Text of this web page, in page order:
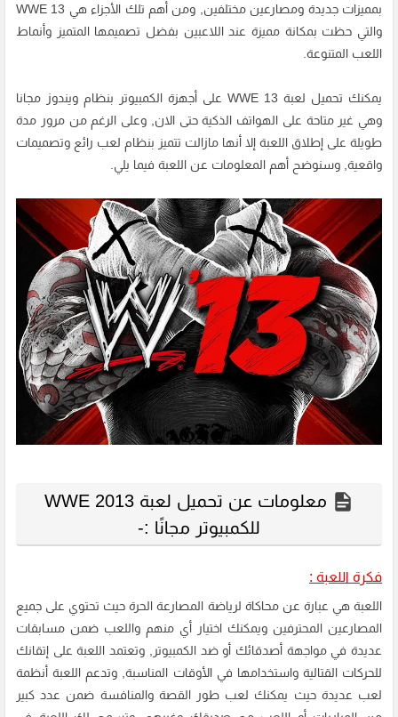
بمميزات جديدة ومصارعين مختلفين, ومن أهم تلك الأجزاء هي WWE 13
والتي حظت بمكانة مميزة عند اللاعبين بفضل تصميمها المتميز وأنماط
اللعب المتنوعة.
يمكنك تحميل لعبة WWE 13 على أجهزة الكمبيوتر بنظام ويندوز مجانا
وهي غير متاحة على الهواتف الذكية حتى الان, وعلى الرغم من مرور مدة
طويلة على إطلاق اللعبة إلا أنها مازالت تتميز بنظام لعب رائع وتصميمات
واقعية, وسنوضح أهم المعلومات عن اللعبة فيما يلي.
معلومات عن تحميل لعبة WWE 2013
للكمبيوتر مجانًا :-
فكرة اللعبة :
اللعبة هي عبارة عن محاكاة لرياضة المصارعة الحرة حيث تحتوي على جميع
المصارعين المحترفين ويمكنك اختيار أي منهم واللعب ضمن مسابقات
عديدة في مواجهة أصدقائك أو ضد الكمبيوتر, وتعتمد اللعبة على إتقانك
للحركات القتالية واستخدامها في الأوقات المناسبة, وتدعم اللعبة أنظمة
لعب عديدة حيث يمكنك لعب طور القصة والمنافسة ضمن عدد كبير